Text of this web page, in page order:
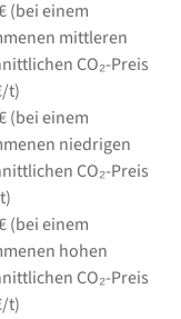
(bei einem
mittleren
CO₂-Preis
t)
(bei einem
niedrigen
CO₂-Preis
(bei einem
hohen
CO₂-Preis
t)